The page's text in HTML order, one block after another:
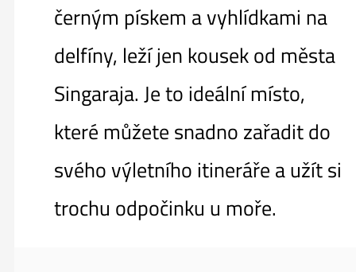
černým pískem a vyhlídkami na
delfíny, leží jen kousek od města
Singaraja. Je to ideální místo,
které můžete snadno zařadit do
svého výletního itineráře a užít si
trochu odpočinku u moře.